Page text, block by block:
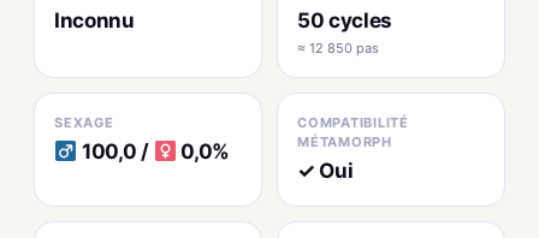
Inconnu 50 cycles
≈ 12 850 pas
SEXAGE
100,0 / 0,0%
COMPATIBILITÉ
MÉTAMORPH
✓ Oui